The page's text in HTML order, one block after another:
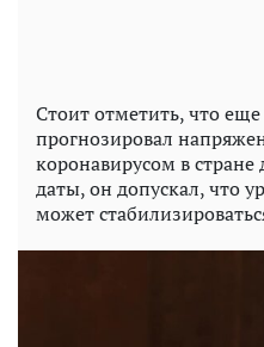
Стоит отметить, что
прогнозировал
коронавирусом в стране
даты, он допускал, что
может